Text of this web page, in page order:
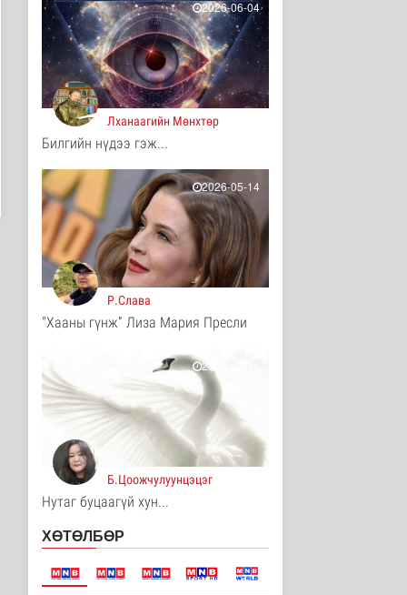
10 цаг 29 минутын өмнө
ЦАГ АГААР:
Улаанбаатарт шөнөдөө
17 хэм дулаан
Байгаль орчин
11 цаг 34 минутын өмнө
COP17-ын зочид,
250 орчим ж..
Нийгэм
12 цаг 55 минутын өмнө
Шатахууны нөөцийг
нэмэгдүүлэх,
доголдлыг арилгах..
Нийгэм
12 цаг 59 минутын өмнө
Төлөөлөгчдийн Хурлын
Ээлжит ..
Нийгэм
12 цаг 5 минутын өмнө
Үерийн аюулаас
сэрэмжтэй байхыг
анхааруулж байна
Байгаль орчин
12 цаг 20 минутын өмнө
Нийгэм
2026-06-04
Лханаагийн Мөнхтөр
Билгийн нүдээ гэж...
2026-05-14
Р.Слава
"Хааны гүнж” Лиза Мария Пресли
2026-05-14
Б.Цоожчулуунцэцэг
Нутаг буцаагүй хун...
ХӨТӨЛБӨР